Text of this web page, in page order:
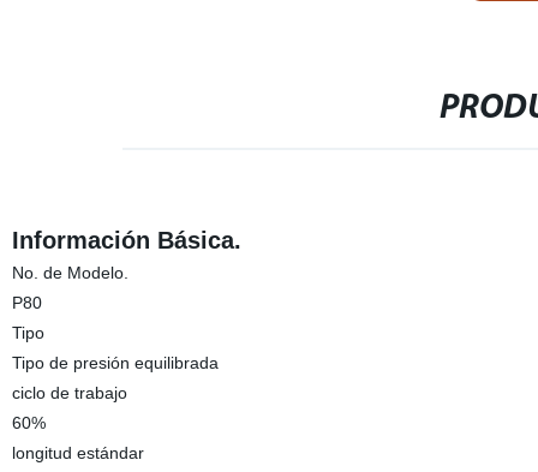
Información Básica.
No. de Modelo.
P80
Tipo
Tipo de presión equilibrada
ciclo de trabajo
60%
longitud estándar